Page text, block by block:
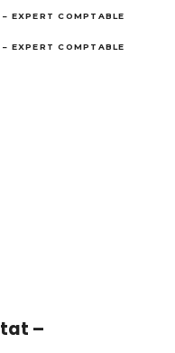
EXPERT COMPTABLE
EXPERT COMPTABLE
–